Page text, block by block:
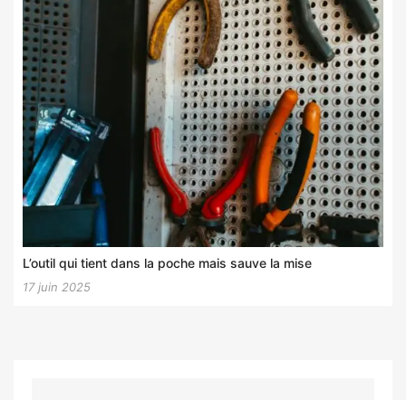
L’outil qui tient dans la poche mais sauve la mise
17 juin 2025